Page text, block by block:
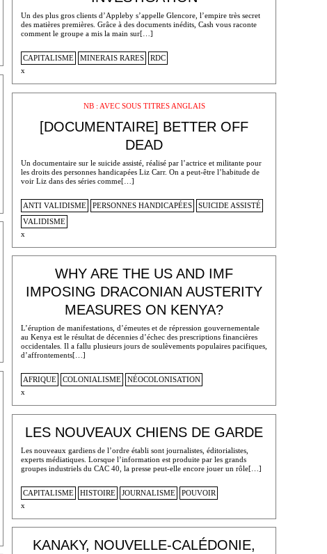
Un des plus gros clients d’Appleby s’appelle Glencore, l’empire très secret
des matières premières. Grâce à des documents inédits, Cash vous raconte
comment le groupe a mis la main sur[…]
CAPITALISME MINERAIS RARES
RDC
x
NB : AVEC SOUS TITRES ANGLAIS
[DOCUMENTAIRE] BETTER OFF
DEAD
Un documentaire sur le suicide assisté, réalisé par l’actrice et militante pour
les droits des personnes handicapées Liz Carr. On a peut-être l’habitude de
voir Liz dans des séries comme[…]
ANTI VALIDISME PERSONNES HANDICAPÉES
SUICIDE ASSISTÉ
VALIDISME
x
WHY ARE THE US AND IMF
IMPOSING DRACONIAN AUSTERITY
MEASURES ON KENYA?
L’éruption de manifestations, d’émeutes et de répression gouvernementale
au Kenya est le résultat de décennies d’échec des prescriptions financières
occidentales. Il a fallu plusieurs jours de soulèvements populaires pacifiques,
d’affrontements[…]
AFRIQUE COLONIALISME
NÉOCOLONISATION
x
LES NOUVEAUX CHIENS DE GARDE
Les nouveaux gardiens de l’ordre établi sont journalistes, éditorialistes,
experts médiatiques. Lorsque l’information est produite par les grands
groupes industriels du CAC 40, la presse peut-elle encore jouer un rôle[…]
CAPITALISME HISTOIRE JOURNALISME
POUVOIR
x
KANAKY, NOUVELLE-CALÉDONIE,